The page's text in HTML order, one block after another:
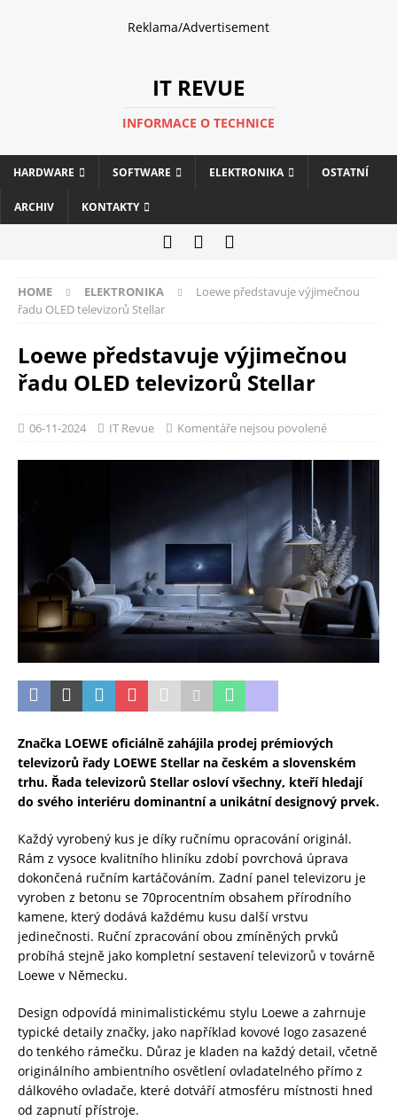
Reklama/Advertisement
IT REVUE
INFORMACE O TECHNICE
HARDWARE SOFTWARE ELEKTRONIKA OSTATNÍ
ARCHIV KONTAKTY
HOME ELEKTRONIKA
Loewe představuje výjimečnou
řadu OLED televizorů Stellar
Loewe představuje výjimečnou
řadu OLED televizorů Stellar
06-11-2024 IT Revue Komentáře nejsou povolené
Značka LOEWE oficiálně zahájila prodej prémiových
televizorů řady LOEWE Stellar na českém a slovenském
trhu. Řada televizorů Stellar osloví všechny, kteří hledají
do svého interiéru dominantní a unikátní designový prvek.
Každý vyrobený kus je díky ručnímu opracování originál.
Rám z vysoce kvalitního hliníku zdobí povrchová úprava
dokončená ručním kartáčováním. Zadní panel televizoru je
vyroben z betonu se 70procentním obsahem přírodního
kamene, který dodává každému kusu další vrstvu
jedinečnosti. Ruční zpracování obou zmíněných prvků
probíhá stejně jako kompletní sestavení televizorů v továrně
Loewe v Německu.
Design odpovídá minimalistickému stylu Loewe a zahrnuje
typické detaily značky, jako například kovové logo zasazené
do tenkého rámečku. Důraz je kladen na každý detail, včetně
originálního ambientního osvětlení ovladatelného přímo z
dálkového ovladače, které dotváří atmosféru místnosti hned
od zapnutí přístroje.